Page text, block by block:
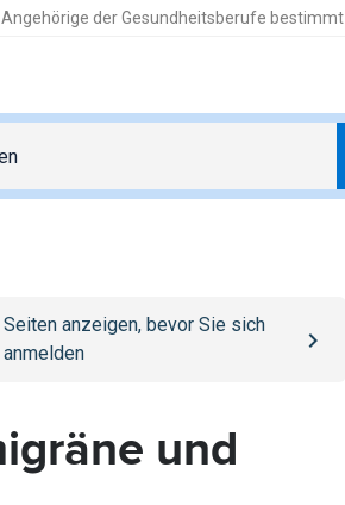
Angehörige der Gesundheitsberufe bestimmt
anzeigen, bevor Sie sich
anmelden
und